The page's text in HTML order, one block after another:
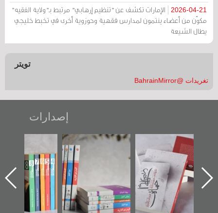
2026-04-21
الإمارات تكشف عن "تنظيم إرهابي" مرتبط بـ"ولاية الفقيه"
مكوّن من أعضاء ينتمون لمدارس فقهية وحوزوية أخرى في تخبط خليجي
يطال الشيعة
تويتر
تغريدات @BahrainMirror
إصدارات
"حماة الباب الأخير":
الإصدار الأول عن
اعتصام الدراز
وأحداث ساحة
الفداء لمركز أوال
للدراسات والتوثيق
تصنيف موضوعي
للوثائق البريطانية
يقدمه «مركز أوال»
في سلسلة من 5
كتب
تصدر حصاد
الساحات 2019